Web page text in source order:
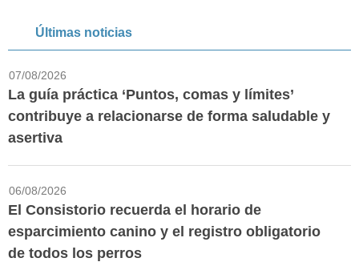
Últimas noticias
07/08/2026
La guía práctica ‘Puntos, comas y límites’
contribuye a relacionarse de forma saludable y
asertiva
06/08/2026
El Consistorio recuerda el horario de
esparcimiento canino y el registro obligatorio
de todos los perros